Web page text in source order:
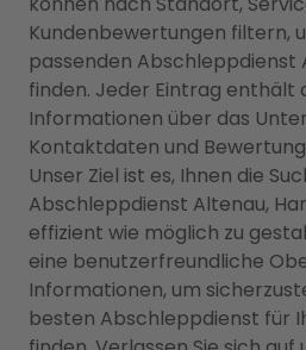
Kundenbewertungen filtern,
passenden Abschleppdienst
finden. Jeder Eintrag enthält
Informationen über das
Kontaktdaten und
Unser Ziel ist es, Ihnen die
Abschleppdienst Altenau,
effizient wie möglich zu
eine benutzerfreundliche
Informationen, um
besten Abschleppdienst für